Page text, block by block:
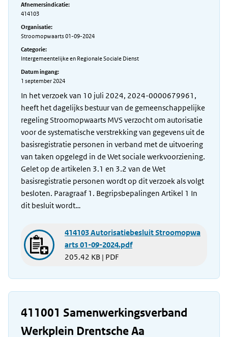
Afnemersindicatie:
414103
Organisatie:
Stroomopwaarts 01-09-2024
Categorie:
Intergemeentelijke en Regionale Sociale Dienst
Datum ingang:
1 september 2024
In het verzoek van 10 juli 2024, 2024-0000679961,
heeft het dagelijks bestuur van de gemeenschappelijke
regeling Stroomopwaarts MVS verzocht om autorisatie
voor de systematische verstrekking van gegevens uit de
basisregistratie personen in verband met de uitvoering
van taken opgelegd in de Wet sociale werkvoorziening.
Gelet op de artikelen 3.1 en 3.2 van de Wet
basisregistratie personen wordt op dit verzoek als volgt
besloten. Paragraaf 1. Begripsbepalingen Artikel 1 In
dit besluit wordt…
414103 Autorisatiebesluit Stroomopwa
arts 01-09-2024.pdf
205.42 KB | PDF
411001 Samenwerkingsverband
Werkplein Drentsche Aa